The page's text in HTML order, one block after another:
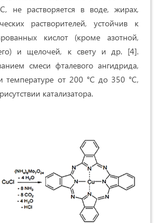
не растворяется в воде, жирах,
растворителей, устойчив к
кислот (кроме азотной,
и щелочей, к свету и др. [4].
смеси фталевого ангидрида,
температуре от 200 °С до 350 °С,
катализатора.